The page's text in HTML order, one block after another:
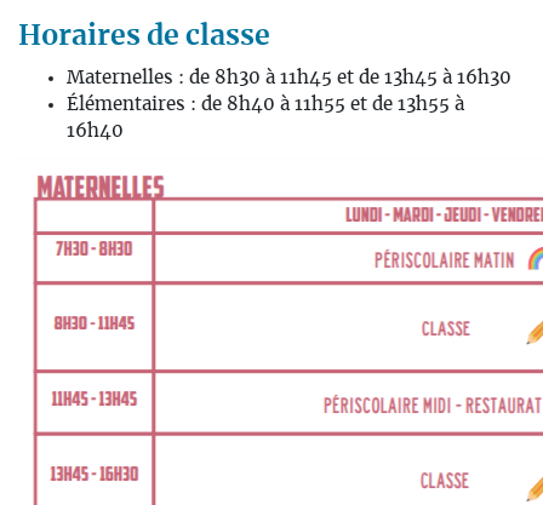
Horaires de classe
Maternelles : de 8h30 à 11h45 et de 13h45 à 16h30
Élémentaires : de 8h40 à 11h55 et de 13h55 à
16h40